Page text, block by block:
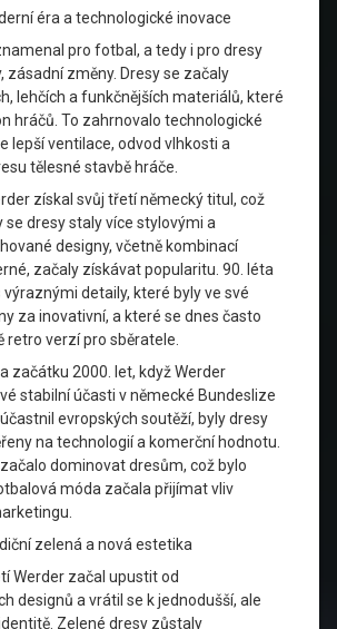
éra a technologické inovace
pro fotbal, a tedy i pro dresy
zásadní změny. Dresy se začaly
lehčích a funkčnějších materiálů, které
hráčů. To zahrnovalo technologické
lepší ventilace, odvod vlhkosti a
tělesné stavbě hráče.
získal svůj třetí německý titul, což
se dresy staly více stylovými a
designy, včetně kombinací
začaly získávat popularitu. 90. léta
detaily, které byly ve své
za inovativní, a které se dnes často
retro verzí pro sběratele.
začátku 2000. let, když Werder
stabilní účasti v německé Bundeslize
evropských soutěží, byly dresy
na technologií a komerční hodnotu.
začalo dominovat dresům, což bylo
móda začala přijímat vliv
zelená a nová estetika
Werder začal upustit od
designů a vrátil se k jednodušší, ale
Zelené dresy zůstaly